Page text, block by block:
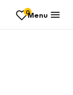
0Menu